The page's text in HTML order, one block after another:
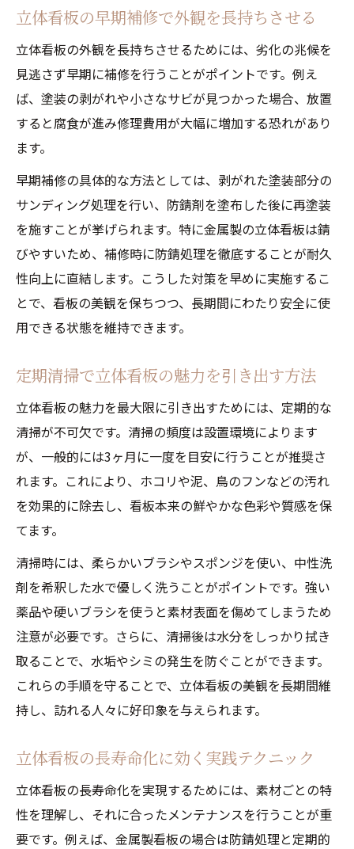
立体看板の早期補修で外観を長持ちさせる
立体看板の外観を長持ちさせるためには、劣化の兆候を
見逃さず早期に補修を行うことがポイントです。例え
ば、塗装の剥がれや小さなサビが見つかった場合、放置
すると腐食が進み修理費用が大幅に増加する恐れがあり
ます。
早期補修の具体的な方法としては、剥がれた塗装部分の
サンディング処理を行い、防錆剤を塗布した後に再塗装
を施すことが挙げられます。特に金属製の立体看板は錆
びやすいため、補修時に防錆処理を徹底することが耐久
性向上に直結します。こうした対策を早めに実施するこ
とで、看板の美観を保ちつつ、長期間にわたり安全に使
用できる状態を維持できます。
定期清掃で立体看板の魅力を引き出す方法
立体看板の魅力を最大限に引き出すためには、定期的な
清掃が不可欠です。清掃の頻度は設置環境によります
が、一般的には3ヶ月に一度を目安に行うことが推奨さ
れます。これにより、ホコリや泥、鳥のフンなどの汚れ
を効果的に除去し、看板本来の鮮やかな色彩や質感を保
てます。
清掃時には、柔らかいブラシやスポンジを使い、中性洗
剤を希釈した水で優しく洗うことがポイントです。強い
薬品や硬いブラシを使うと素材表面を傷めてしまうため
注意が必要です。さらに、清掃後は水分をしっかり拭き
取ることで、水垢やシミの発生を防ぐことができます。
これらの手順を守ることで、立体看板の美観を長期間維
持し、訪れる人々に好印象を与えられます。
立体看板の長寿命化に効く実践テクニック
立体看板の長寿命化を実現するためには、素材ごとの特
性を理解し、それに合ったメンテナンスを行うことが重
要です。例えば、金属製看板の場合は防錆処理と定期的